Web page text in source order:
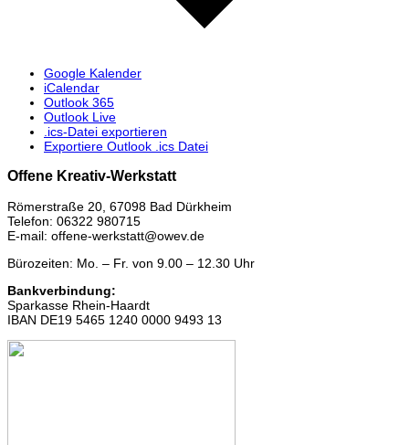
Google Kalender
iCalendar
Outlook 365
Outlook Live
.ics-Datei exportieren
Exportiere Outlook .ics Datei
Offene Kreativ-Werkstatt
Römerstraße 20, 67098 Bad Dürkheim
Telefon: 06322 980715
E-mail: offene-werkstatt@owev.de
Bürozeiten: Mo. – Fr. von 9.00 – 12.30 Uhr
Bankverbindung:
Sparkasse Rhein-Haardt
IBAN DE19 5465 1240 0000 9493 13